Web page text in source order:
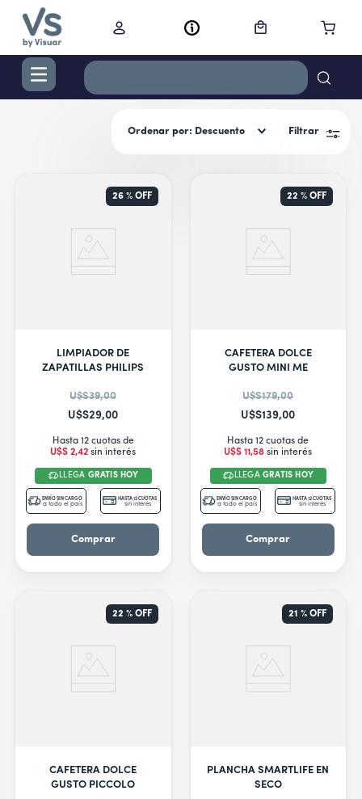
Ordenar por Descuento Filtrar
LIMPIADOR DE
ZAPATILLAS PHILIPS
U$S39,00
U$S29,00
Hasta 12 cuotas de
U$S 2,42 sin interés
26 %OFF
LLEGA GRATIS HOY
ENVÍO SIN CARGO
a todo el país
HASTA 12 CUOTAS
sin interés
Comprar
CAFETERA DOLCE
GUSTO MINI ME
U$S179,00
U$S139,00
Hasta 12 cuotas de
U$S 11,58 sin interés
22 % OFF
LLEGAGRATIS HOY
ENVÍO SIN CARGO
a todo el país
HASTA 12 CUOTAS
sin interés
Comprar
CAFETERA DOLCE
GUSTO PICCOLO
22 %OFF
PLANCHA SMARTLIFE EN
SECO
21 % OFF
cocina
aire acondicionado inverter
freidora
9.
secarropas
. secador